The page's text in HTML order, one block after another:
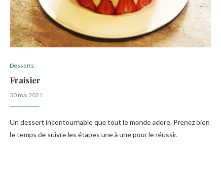
Desserts
Fraisier
30 mai 2021
Un dessert incontournable que tout le monde adore. Prenez bien
le temps de suivre les étapes une à une pour le réussir.